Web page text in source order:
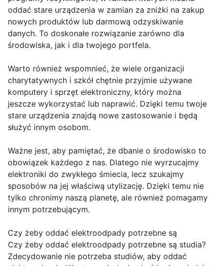
oddać stare urządzenia w zamian za zniżki na zakup
nowych produktów lub darmową odzyskiwanie
danych. To doskonałe rozwiązanie zarówno dla
środowiska, jak i dla twojego portfela.
Warto również wspomnieć, że wiele organizacji
charytatywnych i szkół chętnie przyjmie używane
komputery i sprzęt elektroniczny, który można
jeszcze wykorzystać lub naprawić. Dzięki temu twoje
stare urządzenia znajdą nowe zastosowanie i będą
służyć innym osobom.
Ważne jest, aby pamiętać, że dbanie o środowisko to
obowiązek każdego z nas. Dlatego nie wyrzucajmy
elektroniki do zwykłego śmiecia, lecz szukajmy
sposobów na jej właściwą utylizację. Dzięki temu nie
tylko chronimy naszą planetę, ale również pomagamy
innym potrzebującym.
Czy żeby oddać elektroodpady potrzebne są
Czy żeby oddać elektroodpady potrzebne są studia?
Zdecydowanie nie potrzeba studiów, aby oddać